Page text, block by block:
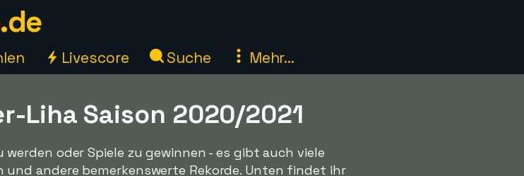
Livescore Suche Mehr...
Liha Saison 2020/2021
oder Spiele zu gewinnen - es gibt auch viele
andere bemerkenswerte Rekorde. Unten findet ihr